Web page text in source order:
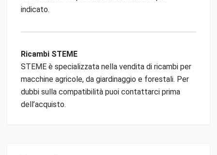
indicato.
Ricambi STEME
STEME è specializzata nella vendita di ricambi per
macchine agricole, da giardinaggio e forestali. Per
dubbi sulla compatibilità puoi contattarci prima
dell’acquisto.